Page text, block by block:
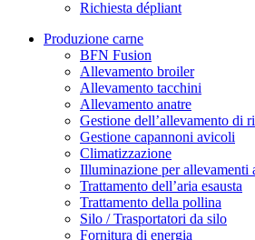
Richiesta dépliant
Produzione carne
BFN Fusion
Allevamento broiler
Allevamento tacchini
Allevamento anatre
Gestione dell’allevamento di
Gestione capannoni avicoli
Climatizzazione
Illuminazione per allevamenti
Trattamento dell’aria esausta
Trattamento della pollina
Silo / Trasportatori da silo
Fornitura di energia